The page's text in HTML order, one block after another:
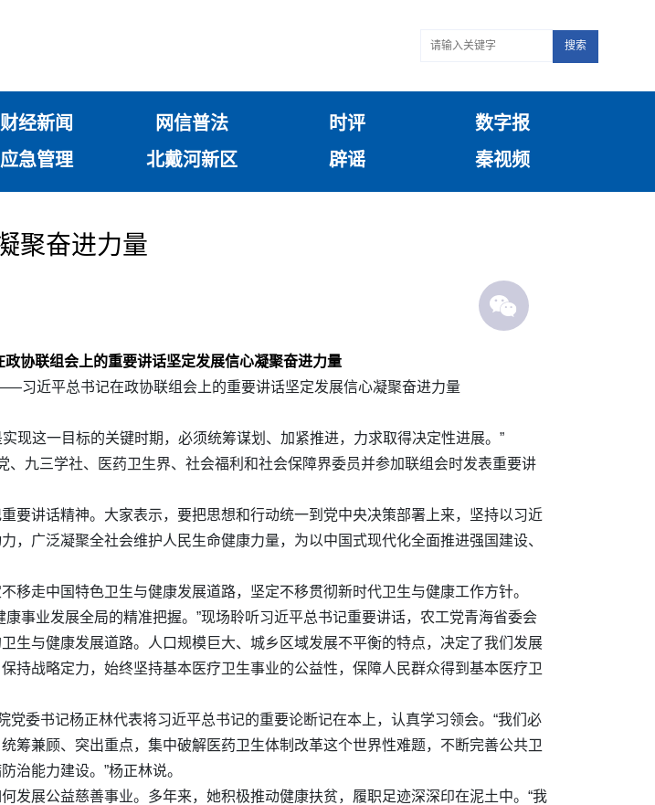
搜索
财经新闻 网信普法 时评
数字报
应急管理 北戴河新区 辟谣 秦视频
聚奋进力量
协联组会上的重要讲话坚定发展信心凝聚奋进力量
近平总书记在政协联组会上的重要讲话坚定发展信心凝聚奋进力量
现这一目标的关键时期，必须统筹谋划、加紧推进，力求取得决定性进展。”
九三学社、医药卫生界、社会福利和社会保障界委员并参加联组会时发表重要讲
要讲话精神。大家表示，要把思想和行动统一到党中央决策部署上来，坚持以习近
广泛凝聚全社会维护人民生命健康力量，为以中国式现代化全面推进强国建设、
走中国特色卫生与健康发展道路，坚定不移贯彻新时代卫生与健康工作方针。
事业发展全局的精准把握。”现场聆听习近平总书记重要讲话，农工党青海省委会
生与健康发展道路。人口规模巨大、城乡区域发展不平衡的特点，决定了我们发展
持战略定力，始终坚持基本医疗卫生事业的公益性，保障人民群众得到基本医疗卫
委书记杨正林代表将习近平总书记的重要论断记在本上，认真学习领会。“我们必
筹兼顾、突出重点，集中破解医药卫生体制改革这个世界性难题，不断完善公共卫
治能力建设。”杨正林说。
发展公益慈善事业。多年来，她积极推动健康扶贫，履职足迹深深印在泥土中。“我